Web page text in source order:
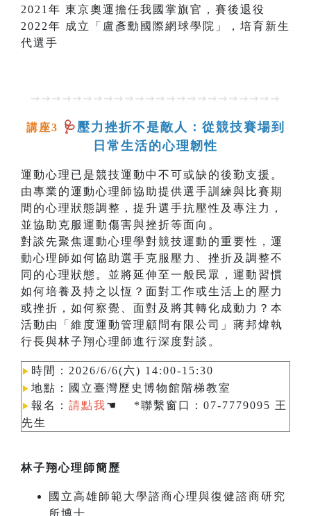
2021年 東京奧運擔任我國掌旗官，賽後退役
2022年 成立「盧彥勳國際網球學院」，培育新生
代選手
⇝⇝⇝⇝⇝⇝⇝⇝⇝⇝⇝⇝⇝⇝⇝⇝⇝⇝⇝⇝⇝⇝⇝⇝
講座3 🩺壓力挫折不是敵人：從競技賽場到
日常生活的心理韌性
運動心理已是競技運動中不可或缺的後勤支援。
由專業的運動心理師協助提供選手訓練與比賽期
間的心理狀態調整，提升選手抗壓性及專注力，
並協助克服運動傷害與挫折等面向。
對談先聚焦運動心理學對競技運動的重要性，運
動心理師如何協助選手克服壓力、挫折及調整不
同的心理狀態。並將延伸至一般民眾，運動習慣
如何培養及持之以恆？面對工作或生活上的壓力
或挫折，如何察覺、面對及將其轉化成動力？本
活動由「維度運動管理顧問有限公司」蔣邦煒執
行長與林子翔心理師進行深度對談。
▶︎ 時間：2026/6/6(六) 14:00-15:30
▶︎ 地點：國立臺灣歷史博物館階梯教室
▶︎ 報名： 請點我☚ *聯繫窗口：07-7779095 王
先生
林子翔心理師簡歷
國立高雄師範大學諮商心理與復健諮商研究